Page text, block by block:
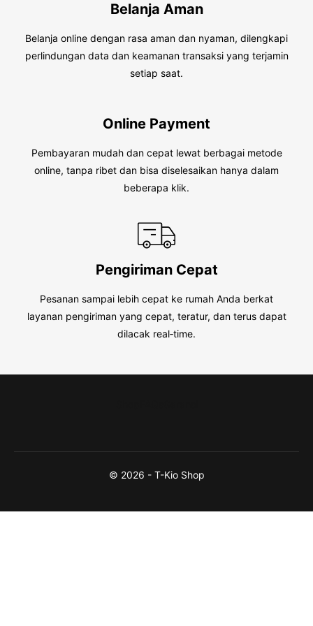
Belanja Aman
Belanja online dengan rasa aman dan nyaman, dilengkapi
perlindungan data dan keamanan transaksi yang terjamin
setiap saat.
Online Payment
Pembayaran mudah dan cepat lewat berbagai metode
online, tanpa ribet dan bisa diselesaikan hanya dalam
beberapa klik.
Pengiriman Cepat
Pesanan sampai lebih cepat ke rumah Anda berkat
layanan pengiriman yang cepat, teratur, dan terus dapat
dilacak real‑time.
© 2026 - T-Kio Shop